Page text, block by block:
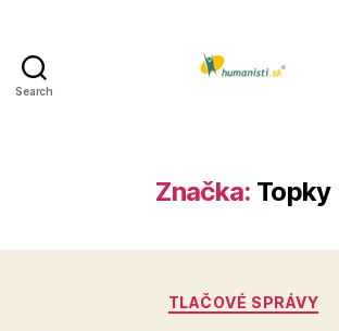
Search
Značka: Topky
Kategórie
TLAČOVÉ SPRÁVY